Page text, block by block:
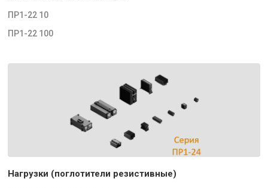
ПР1-22 10
ПР1-22 100
Нагрузки (поглотители резистивные)